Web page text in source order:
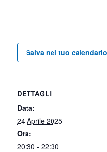
Salva nel tuo calendario
DETTAGLI
Data:
24 Aprile 2025
Ora:
20:30 - 22:30